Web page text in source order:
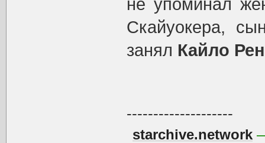
не упоминал
Скайуокера,
занял Кайло Рен
--------------------
starchive.network